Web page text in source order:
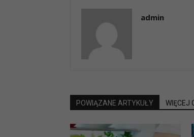
admin
POWIĄZANE ARTYKUŁY WIĘCEJ